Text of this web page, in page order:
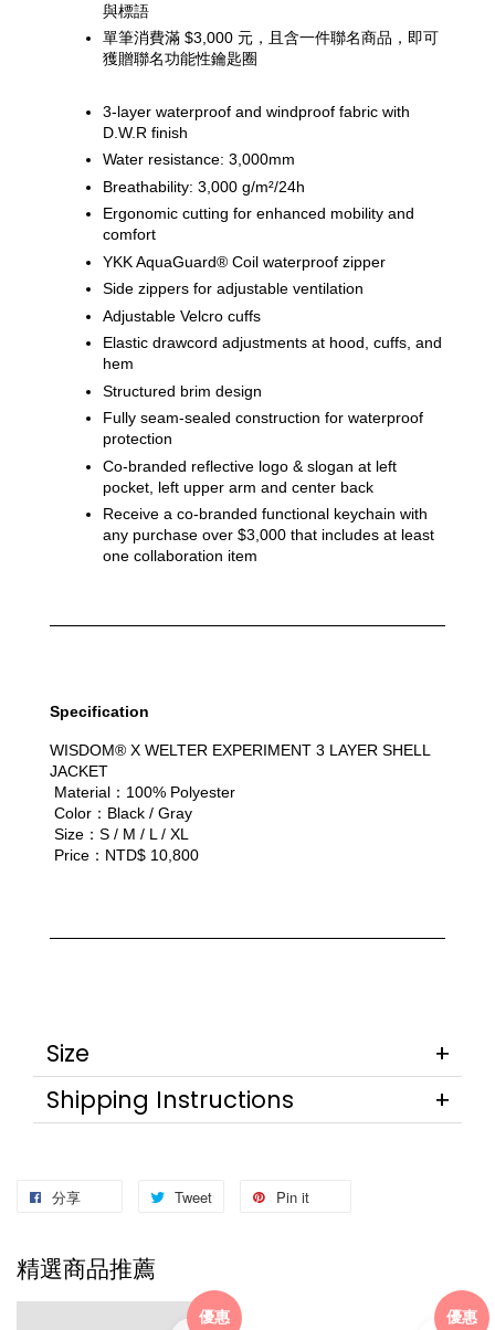
與標語
單筆消費滿 $3,000 元，且含一件聯名商品，即可
獲贈聯名功能性鑰匙圈
3-layer waterproof and windproof fabric with
D.W.R finish
Water resistance: 3,000mm
Breathability: 3,000 g/m²/24h
Ergonomic cutting for enhanced mobility and
comfort
YKK AquaGuard® Coil waterproof zipper
Side zippers for adjustable ventilation
Adjustable Velcro cuffs
Elastic drawcord adjustments at hood, cuffs, and
hem
Structured brim design
Fully seam-sealed construction for waterproof
protection
Co-branded reflective logo & slogan at left
pocket, left upper arm and center back
Receive a co-branded functional keychain with
any purchase over $3,000 that includes at least
one collaboration item
Specification
WISDOM® X WELTER EXPERIMENT 3 LAYER SHELL
JACKET
Material：100% Polyester
Color：Black / Gray
Size：S / M / L / XL
Price：NTD$ 10,800
Size
Shipping Instructions
分享 Tweet Pin it
精選商品推薦
優惠 優惠